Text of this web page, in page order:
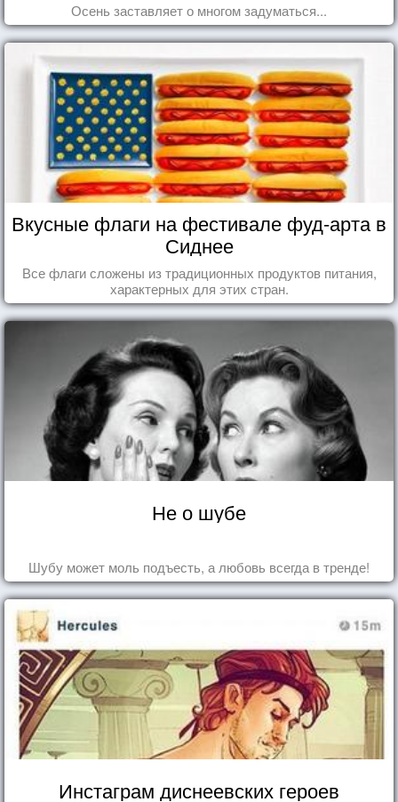
Осень заставляет о многом задуматься...
Вкусные флаги на фестивале фуд-арта в
Сиднее
Все флаги сложены из традиционных продуктов питания,
характерных для этих стран.
Не о шубе
Шубу может моль подъесть, а любовь всегда в тренде!
Инстаграм диснеевских героев